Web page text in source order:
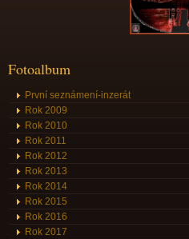
Fotoalbum
První seznámení-inzerát
Rok 2009
Rok 2010
Rok 2011
Rok 2012
Rok 2013
Rok 2014
Rok 2015
Rok 2016
Rok 2017